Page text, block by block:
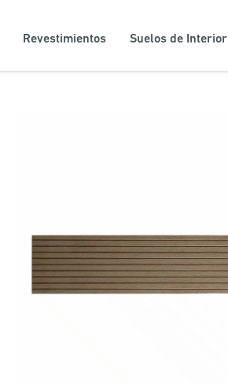
Revestimientos Suelos de Interior